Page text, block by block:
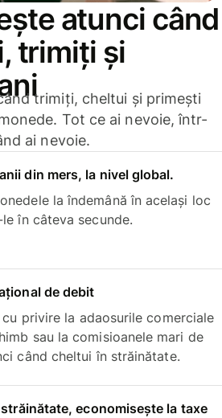
atunci când
trimiți și
trimiți, cheltui și primești
Tot ce ai nevoie, într-
ai nevoie.
din mers, la nivel global.
la îndemână în același loc
în câteva secunde.
de debit
privire la adaosurile comerciale
sau la comisioanele mari de
când cheltui în străinătate.
economisește la taxe